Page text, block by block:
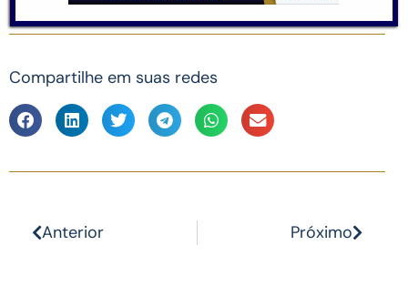
Compartilhe em suas redes
Anterior Próximo